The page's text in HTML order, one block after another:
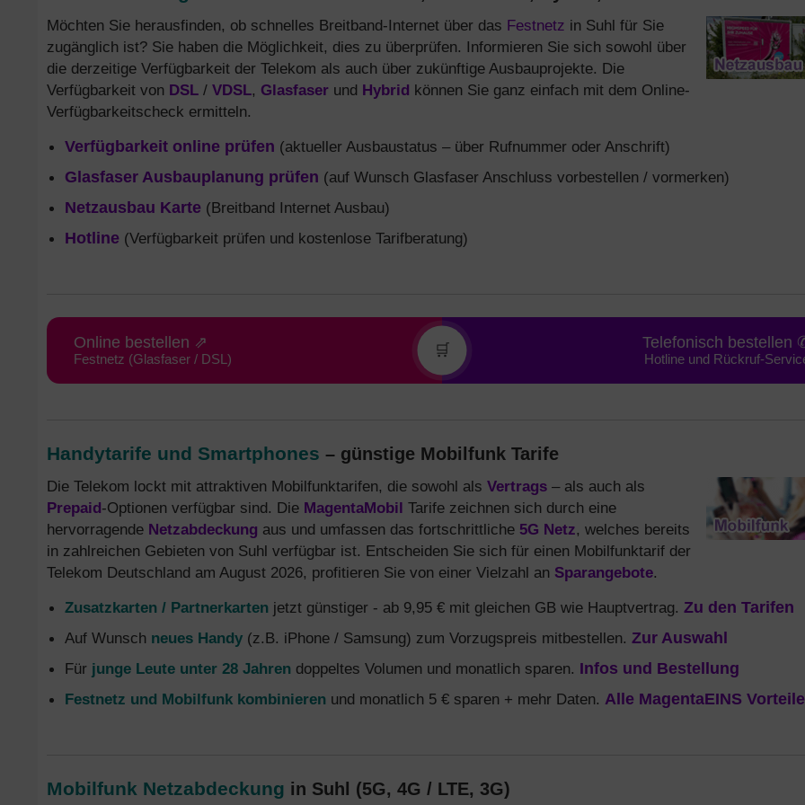
Möchten Sie herausfinden, ob schnelles Breitband-Internet über das Festnetz in Suhl für Sie
zugänglich ist? Sie haben die Möglichkeit, dies zu überprüfen. Informieren Sie sich sowohl über
die derzeitige Verfügbarkeit der Telekom als auch über zukünftige Ausbauprojekte. Die
Verfügbarkeit von DSL / VDSL, Glasfaser und Hybrid können Sie ganz einfach mit dem Online-
Verfügbarkeitscheck ermitteln.
Verfügbarkeit online prüfen (aktueller Ausbaustatus – über Rufnummer oder Anschrift)
Glasfaser Ausbauplanung prüfen (auf Wunsch Glasfaser Anschluss vorbestellen / vormerken)
Netzausbau Karte (Breitband Internet Ausbau)
Hotline (Verfügbarkeit prüfen und kostenlose Tarifberatung)
Online bestellen ⇗
Festnetz (Glasfaser / DSL)
🛒 Telefonisch bestellen
Hotline und Rückruf-
Handytarife und Smartphones – günstige Mobilfunk Tarife
Die Telekom lockt mit attraktiven Mobilfunktarifen, die sowohl als Vertrags – als auch als
Prepaid-Optionen verfügbar sind. Die MagentaMobil Tarife zeichnen sich durch eine
hervorragende Netzabdeckung aus und umfassen das fortschrittliche 5G Netz, welches bereits
in zahlreichen Gebieten von Suhl verfügbar ist. Entscheiden Sie sich für einen Mobilfunktarif der
Telekom Deutschland am August 2026, profitieren Sie von einer Vielzahl an Sparangebote.
Zusatzkarten / Partnerkarten jetzt günstiger - ab 9,95 € mit gleichen GB wie Hauptvertrag. Zu den Tarifen
Auf Wunsch neues Handy (z.B. iPhone / Samsung) zum Vorzugspreis mitbestellen. Zur Auswahl
Für junge Leute unter 28 Jahren doppeltes Volumen und monatlich sparen. Infos und Bestellung
Festnetz und Mobilfunk kombinieren und monatlich 5 € sparen + mehr Daten. Alle MagentaEINS Vorteile
Mobilfunk Netzabdeckung in Suhl (5G, 4G / LTE, 3G)